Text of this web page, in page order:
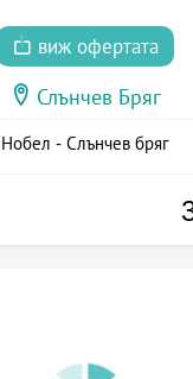
виж офертата
Слънчев Бряг
Нобел - Слънчев бряг